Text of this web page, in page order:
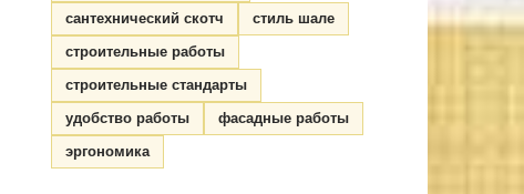
сантехнический скотч
стиль шале
строительные работы
строительные стандарты
удобство работы
фасадные работы
эргономика